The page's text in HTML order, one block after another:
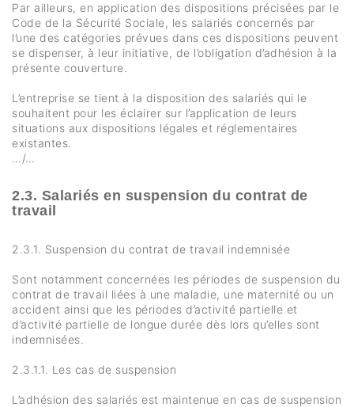
Par ailleurs, en application des dispositions précisées par le
Code de la Sécurité Sociale, les salariés concernés par
l’une des catégories prévues dans ces dispositions peuvent
se dispenser, à leur initiative, de l’obligation d’adhésion à la
présente couverture.
L’entreprise se tient à la disposition des salariés qui le
souhaitent pour les éclairer sur l’application de leurs
situations aux dispositions légales et réglementaires
existantes.
…/…
2.3. Salariés en suspension du contrat de
travail
2.3.1. Suspension du contrat de travail indemnisée
Sont notamment concernées les périodes de suspension du
contrat de travail liées à une maladie, une maternité ou un
accident ainsi que les périodes d’activité partielle et
d’activité partielle de longue durée dès lors qu’elles sont
indemnisées.
2.3.1.1. Les cas de suspension
L’adhésion des salariés est maintenue en cas de suspension